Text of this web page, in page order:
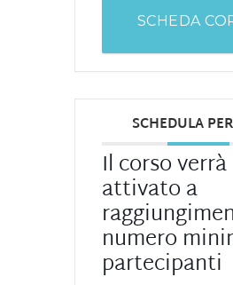
SCHEDA
SCHEDULA
Il corso verrà
attivato a
numero
partecipanti